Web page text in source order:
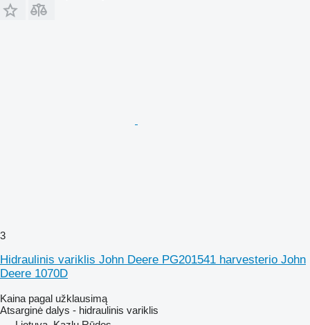
3
Hidraulinis variklis John Deere PG201541 harvesterio John
Deere 1070D
Kaina pagal užklausimą
Atsarginė dalys - hidraulinis variklis